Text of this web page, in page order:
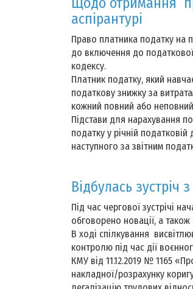
аспірантурі
Право платника податку на
до включення до
кодексу.
Платник податку, який
податкову знижку за
кожний повний або
Підстави для нарахування
податку у річній
наступного за звітним
Відбулась зустріч
Під час чергової зустрічі
обговорено новації, а
В ході спілкування
контролю під час дії
КМУ від 11.12.2019 № 1165
накладної/розрахунку